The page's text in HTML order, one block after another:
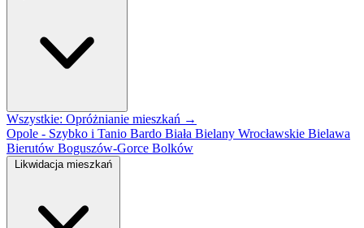
Wszystkie: Opróżnianie mieszkań →
Opole - Szybko i Tanio Bardo Biała Bielany Wrocławskie Bielawa
Bierutów Boguszów-Gorce Bolków
Likwidacja mieszkań